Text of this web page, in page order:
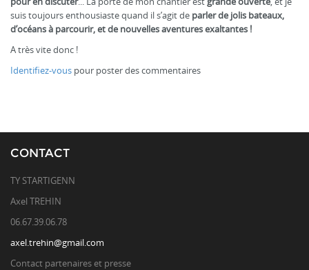
suis toujours enthousiaste quand il s’agit de parler de jolis bateaux,
d’océans à parcourir, et de nouvelles aventures exaltantes !
A très vite donc !
Identifiez-vous pour poster des commentaires
CONTACT
TY STARTIGENN
Axel TREHIN
06.67.39.06.78
axel.trehin@gmail.com
Contact partenaires et presse